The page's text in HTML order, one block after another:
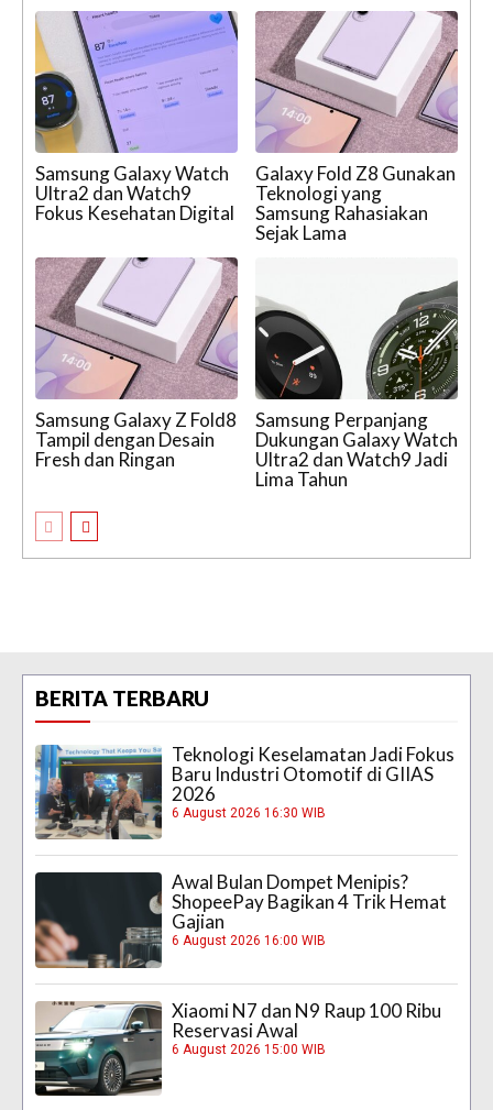
Samsung Galaxy Watch
Ultra2 dan Watch9
Fokus Kesehatan Digital
Galaxy Fold Z8 Gunakan
Teknologi yang
Samsung Rahasiakan
Sejak Lama
Samsung Galaxy Z Fold8
Tampil dengan Desain
Fresh dan Ringan
Samsung Perpanjang
Dukungan Galaxy Watch
Ultra2 dan Watch9 Jadi
Lima Tahun
BERITA TERBARU
Teknologi Keselamatan Jadi Fokus
Baru Industri Otomotif di GIIAS
2026
6 August 2026 16:30 WIB
Awal Bulan Dompet Menipis?
ShopeePay Bagikan 4 Trik Hemat
Gajian
6 August 2026 16:00 WIB
Xiaomi N7 dan N9 Raup 100 Ribu
Reservasi Awal
6 August 2026 15:00 WIB